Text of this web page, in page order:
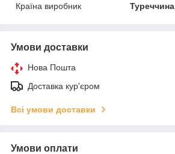
Країна виробник
Туреччина
Умови доставки
Нова Пошта
Доставка кур'єром
Всі умови доставки
Умови оплати